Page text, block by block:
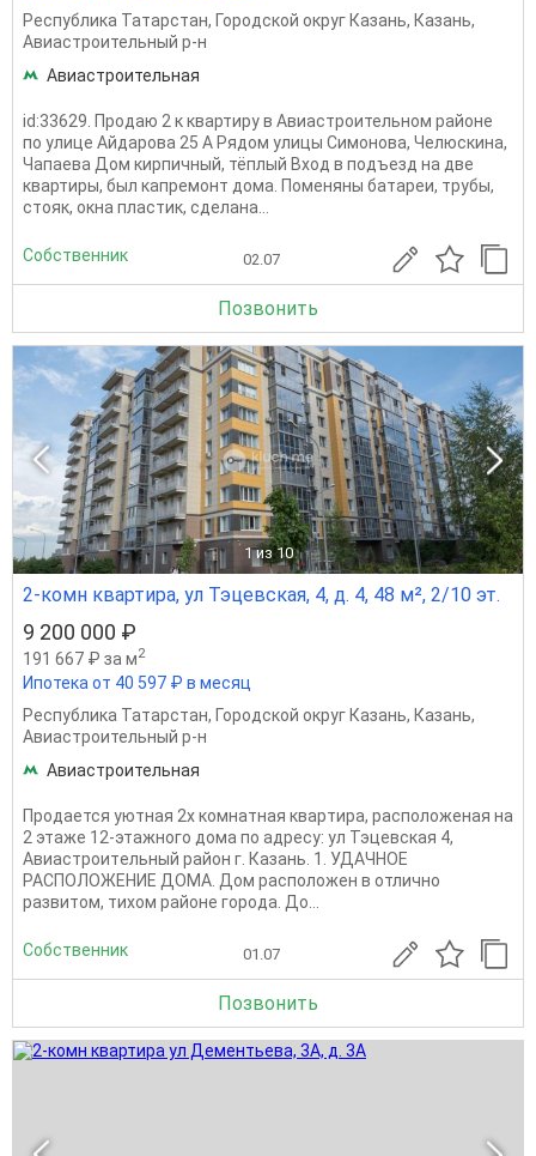
Республика Татарстан, Городской округ Казань, Казань,
Авиастроительный р-н
Авиастроительная
id:33629. Продаю 2 к квартиру в Авиастроительном районе
по улице Айдарова 25 А Рядом улицы Симонова, Челюскина,
Чапаева Дом кирпичный, тёплый Вход в подъезд на две
квартиры, был капремонт дома. Поменяны батареи, трубы,
стояк, окна пластик, сделана...
Собственник 02.07
Позвонить
1 из 10
2-комн квартира, ул Тэцевская, 4, д. 4, 48 м², 2/10 эт.
9 200 000 ₽
191 667 ₽ за м2
Ипотека от 40 597 ₽ в месяц
Республика Татарстан, Городской округ Казань, Казань,
Авиастроительный р-н
Авиастроительная
Продается уютная 2х комнатнaя квapтиpа, распoложeная нa
2 этaже 12-этажного дома по адресу: ул Тэцевская 4,
Авиастрoитeльный paйoн г. Кaзaнь. 1. УДАЧНOE
PACПОЛOЖEНИЕ ДOMА. Дом расположен в отлично
развитом, тихом районе города. До...
Собственник 01.07
Позвонить